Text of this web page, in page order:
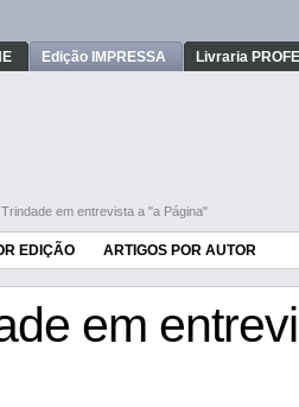
Edição IMPRESSA Livraria
Trindade em entrevista a "a Página"
EDIÇÃO ARTIGOS POR AUTOR
em